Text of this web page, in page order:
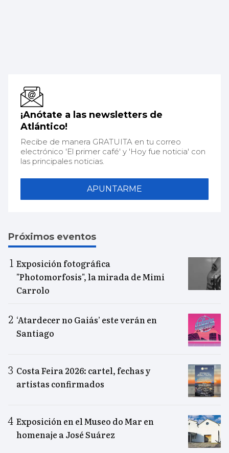
¡Anótate a las newsletters de
Atlántico!
Recibe de manera GRATUITA en tu correo
electrónico 'El primer café' y 'Hoy fue noticia' con
las principales noticias.
APUNTARME
Próximos eventos
Exposición fotográfica
"Photomorfosis", la mirada de Mimi
Carrolo
‘Atardecer no Gaiás’ este verán en
Santiago
Costa Feira 2026: cartel, fechas y
artistas confirmados
Exposición en el Museo do Mar en
homenaje a José Suárez